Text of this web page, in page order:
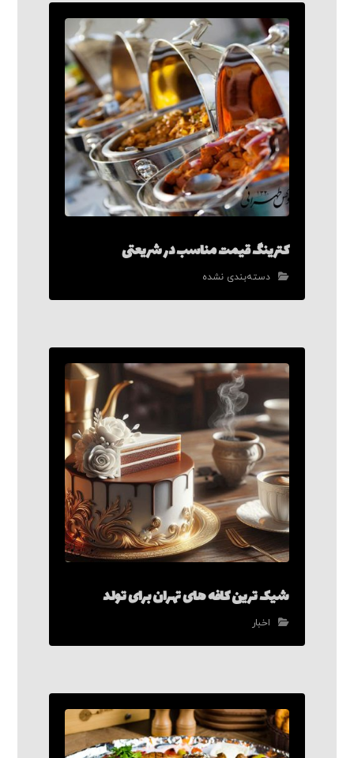
کترینگ قیمت مناسب در شریعتی
دسته‌بندی نشده
شیک ترین کافه های تهران برای تولد
اخبار